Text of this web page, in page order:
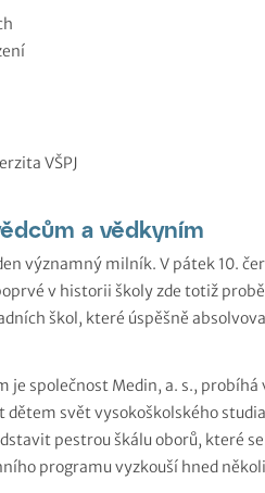
VŠPJ
a vědkyním
významný milník. V pátek 10.
v historii školy zde totiž
škol, které úspěšně
společnost Medin, a. s., probíhá
dětem svět vysokoškolského
pestrou škálu oborů, které se
programu vyzkouší hned